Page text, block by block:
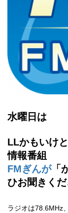
水曜日は
LLかもいけ
情報番組
FMぎんが「
ひお聞きくだ
ラジオは78.6MHz